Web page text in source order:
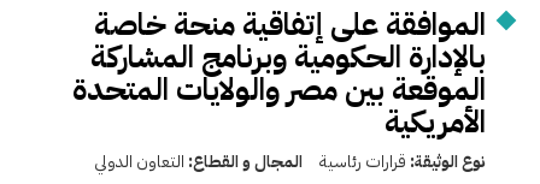
الموافقة على إتفاقية منحة خاصة
بالإدارة الحكومية وبرنامج المشاركة
الموقعة بين مصر والولايات المتحدة
الأمريكية
نوع الوثيقة: قرارات رئاسية المجال و القطاع: التعاون الدولي